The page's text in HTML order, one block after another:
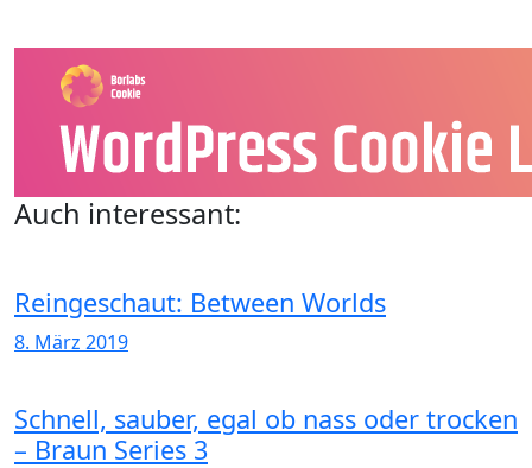
Auch interessant:
Reingeschaut: Between Worlds
8. März 2019
Schnell, sauber, egal ob nass oder trocken
– Braun Series 3